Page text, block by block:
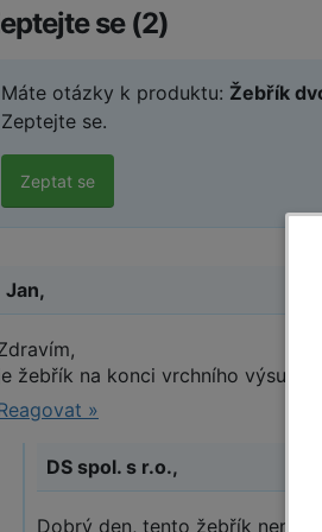
se (2)
Máte otázky k produktu: Žebřík
Zeptejte se.
Zeptat se
Jan,
žebřík na konci vrchního
»
DS spol. s r.o.,
Dobrý den, tento žebřík nemá